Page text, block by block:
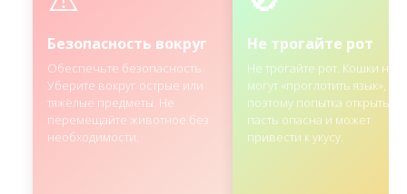
Безопасность вокруг
Обеспечьте безопасность.
Уберите вокруг острые или
тяжёлые предметы. Не
перемещайте животное без
необходимости.
Не трогайте рот
Не трогайте рот. Кошки не
могут «проглотить язык»,
поэтому попытка открыть
пасть опасна и может
привести к укусу.